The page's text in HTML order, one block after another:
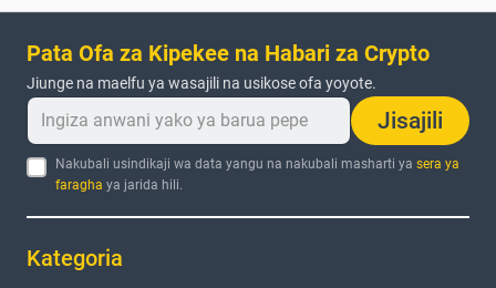
Pata Ofa za Kipekee na Habari za Crypto
Jiunge na maelfu ya wasajili na usikose ofa yoyote.
Jisajili
Nakubali usindikaji wa data yangu na nakubali masharti yasera ya
faragha ya jarida hili.
Kategoria